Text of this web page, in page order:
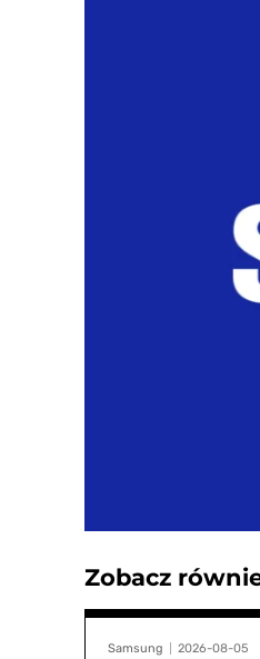
Zobacz
Samsung 2026-08-05